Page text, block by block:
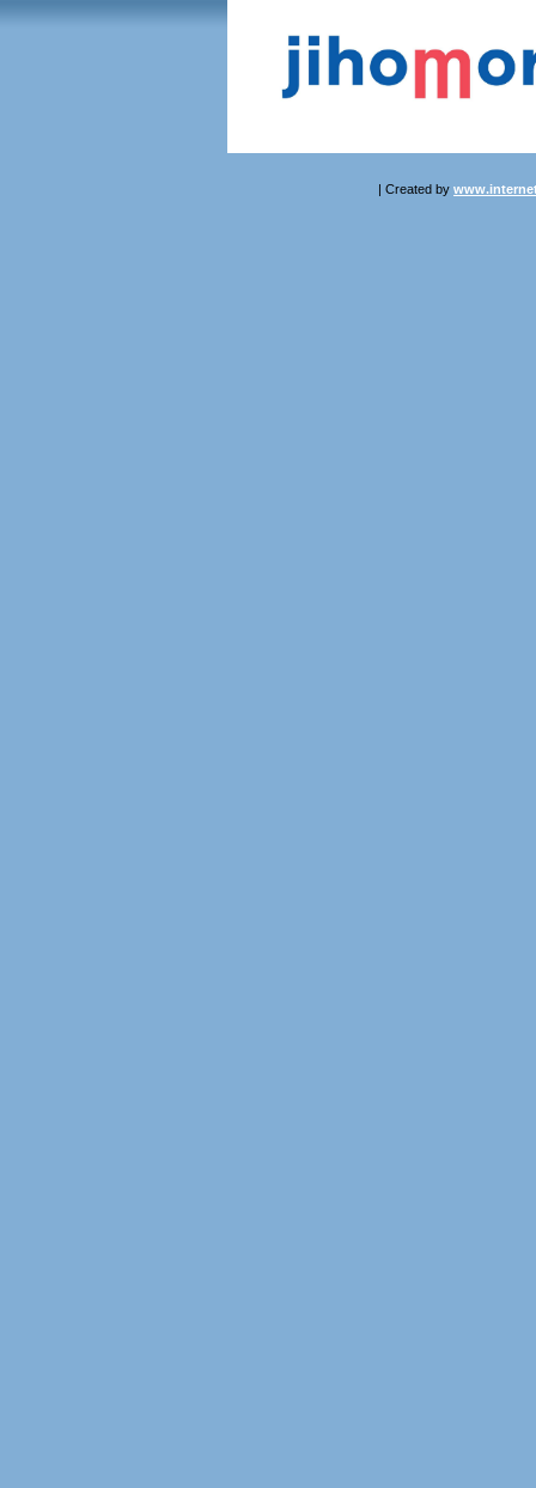
| Created by